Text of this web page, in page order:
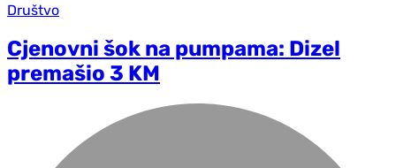
Društvo
Cjenovni šok na pumpama: Dizel
premašio 3 KM